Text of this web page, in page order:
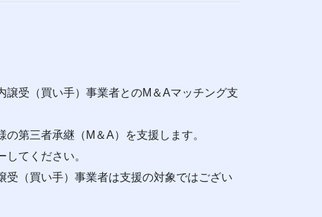
受（買い手）事業者とのM＆Aマッチング支
第三者承継（M＆A）を支援します。
てください。
（買い手）事業者は支援の対象ではござい